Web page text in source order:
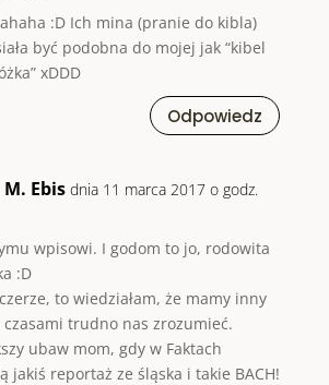
:D Ich mina (pranie do kibla)
być podobna do mojej jak “kibel
xDDD
Odpowiedz
Ebis dnia 11 marca 2017 o godz.
wpisowi. I godom to jo, rodowita
:D
to wiedziałam, że mamy inny
trudno nas zrozumieć.
ubaw mom, gdy w Faktach
jakiś reportaż ze śląska i takie BACH!